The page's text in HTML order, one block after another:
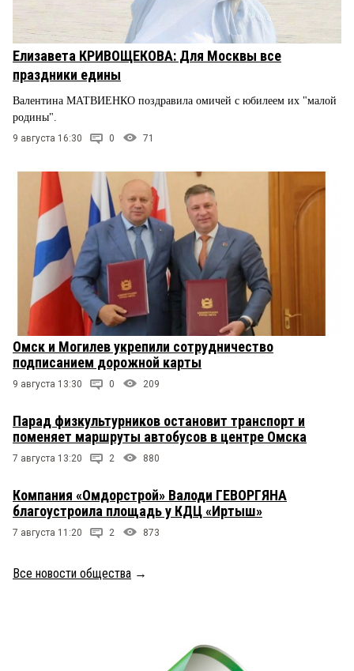
Елизавета КРИВОЩЕКОВА: Для Москвы все
праздники едины
Валентина МАТВИЕНКО поздравила омичей с юбилеем их "малой
родины".
9 августа 16:30 0 71
Омск и Могилев укрепили сотрудничество
подписанием дорожной карты
9 августа 13:30 0 209
Парад физкультурников остановит транспорт и
поменяет маршруты автобусов в центре Омска
7 августа 13:20 2 880
Компания «Омдорстрой» Валоди ГЕВОРГЯНА
благоустроила площадь у КДЦ «Иртыш»
7 августа 11:20 2 873
Все новости общества →